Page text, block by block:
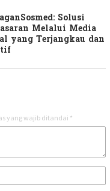
Solusi
Melalui Media
yang Terjangkau dan
yang wajib ditandai *